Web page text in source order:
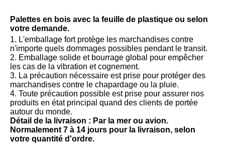
Palettes en bois avec la feuille de plastique ou selon
votre demande.
1. L'emballage fort protège les marchandises contre
n'importe quels dommages possibles pendant le transit.
2. Emballage solide et bourrage global pour empêcher
les cas de la vibration et cognement.
3. La précaution nécessaire est prise pour protéger des
marchandises contre le chapardage ou la pluie.
4. Toute précaution possible est prise pour assurer nos
produits en état principal quand des clients de portée
autour du monde.
Détail de la livraison : Par la mer ou avion.
Normalement 7 à 14 jours pour la livraison, selon
votre quantité d'ordre.